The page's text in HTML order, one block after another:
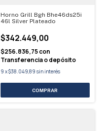
Horno Grill Bgh Bhe46ds25i
46l Silver Plateado
$342.449,00
$256.836,75con
Transferencia o depósito
9 x$38.049,89 sin interés